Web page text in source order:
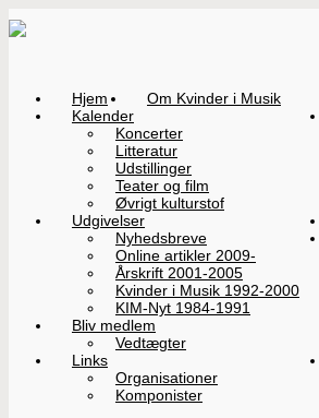
Hjem
Om Kvinder i Musik
Kalender
Koncerter
Litteratur
Udstillinger
Teater og film
Øvrigt kulturstof
Udgivelser
Nyhedsbreve
Online artikler 2009-
Årskrift 2001-2005
Kvinder i Musik 1992-2000
KIM-Nyt 1984-1991
Bliv medlem
Vedtægter
Links
Organisationer
Komponister